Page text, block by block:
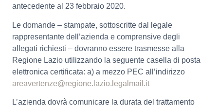
antecedente al 23 febbraio 2020.
Le domande – stampate, sottoscritte dal legale
rappresentante dell’azienda e comprensive degli
allegati richiesti – dovranno essere trasmesse alla
Regione Lazio utilizzando la seguente casella di posta
elettronica certificata: a) a mezzo PEC all’indirizzo
areavertenze@regione.lazio.legalmail.it
L’azienda dovrà comunicare la durata del trattamento